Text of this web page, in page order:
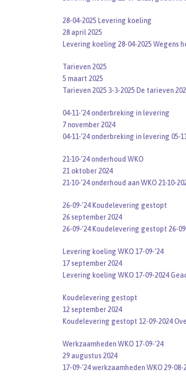
28-04-2025 Levering koeling
28 april 2025
Levering koeling 28-04-2025 Wegens
Tarieven 2025
5 maart 2025
Tarieven 2025 3-3-2025 De tarieven
04-11-’24 onderbreking in levering
7 november 2024
04-11-’24 onderbreking in levering 05-
21-10-’24 onderhoud WKO
21 oktober 2024
21-10-’24 onderhoud aan WKO 21-10-
26-09-’24 Koudelevering gestopt
26 september 2024
26-09-’24 Koudelevering gestopt 26-
Levering koeling WKO 17-09-’24
17 september 2024
Levering koeling WKO 17-09-2024
Koudelevering gestopt
12 september 2024
Koudelevering gestopt 12-09-2024
Werkzaamheden WKO 17-09-’24
29 augustus 2024
17-09-’24 werkzaamheden WKO 29-